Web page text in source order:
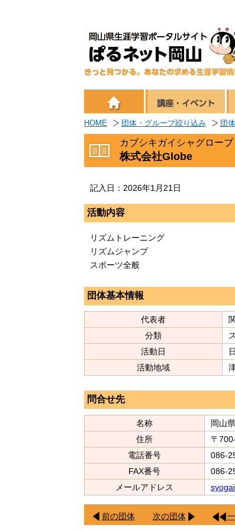
HOME 団体・グループ絞り込み 団
カブシキガイシャグローブ
株式会社Globe
記入日：2026年1月21日
活動内容
リズムトレーニング
リズムジャンプ
スポーツ全般
団体基本情報
代表者
分類
活動日
活動地域
問合せ先
名称
岡山
住所
〒
電話番号
086-
FAX番号
086-
メールアドレス
前の団体 次の団体